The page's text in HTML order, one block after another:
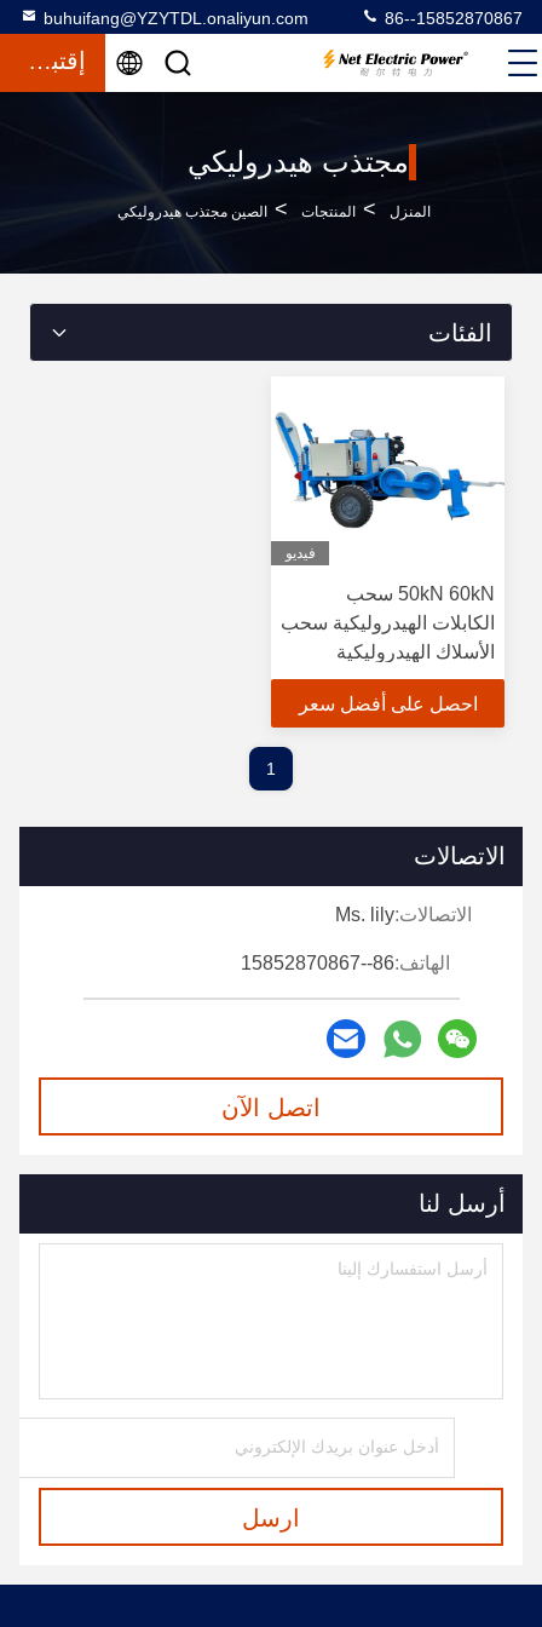
buhuifang@YZYTDL.onaliyun.com 86--15852870867
إقتباس
مجتذب هيدروليكي
المنزل > المنتجات > الصين مجتذب هيدروليكي
الفئات
فيديو
50kN 60kN سحب
الكابلات الهيدروليكية سحب
الأسلاك الهيدروليكية
SP1400 ريل
احصل على أفضل سعر
1
الاتصالات
الاتصالات:Ms. lily
الهاتف:86--15852870867
اتصل الآن
أرسل لنا
ارسل